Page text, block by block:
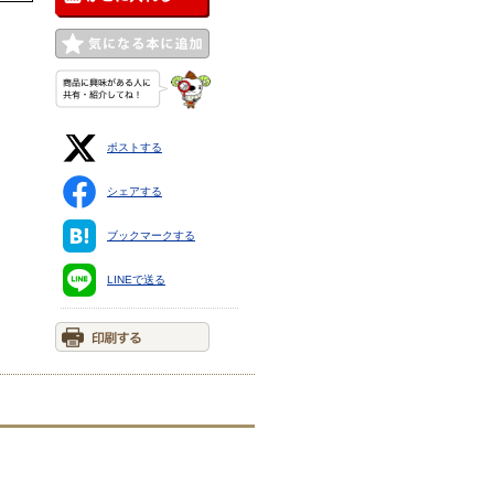
ポストする
シェアする
ブックマークする
LINEで送る